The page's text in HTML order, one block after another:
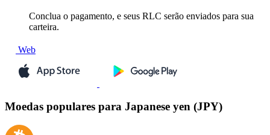
Conclua o pagamento, e seus RLC serão enviados para sua
carteira.
Web
Moedas populares para Japanese yen (JPY)